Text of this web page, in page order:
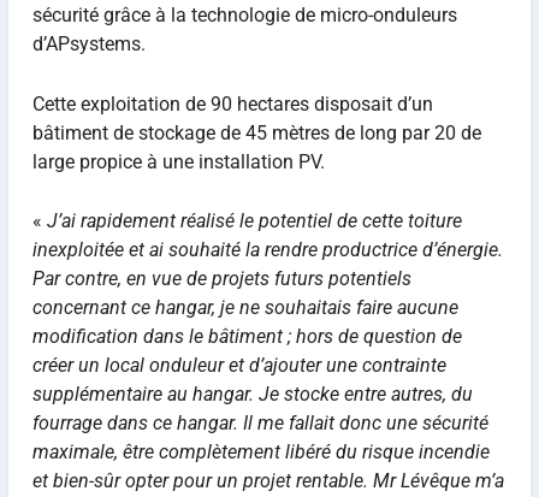
sécurité grâce à la technologie de micro-onduleurs
d’APsystems.
Cette exploitation de 90 hectares disposait d’un
bâtiment de stockage de 45 mètres de long par 20 de
large propice à une installation PV.
« J’ai rapidement réalisé le potentiel de cette toiture
inexploitée et ai souhaité la rendre productrice d’énergie.
Par contre, en vue de projets futurs potentiels
concernant ce hangar, je ne souhaitais faire aucune
modification dans le bâtiment ; hors de question de
créer un local onduleur et d’ajouter une contrainte
supplémentaire au hangar. Je stocke entre autres, du
fourrage dans ce hangar. Il me fallait donc une sécurité
maximale, être complètement libéré du risque incendie
et bien-sûr opter pour un projet rentable. Mr Lévêque m’a